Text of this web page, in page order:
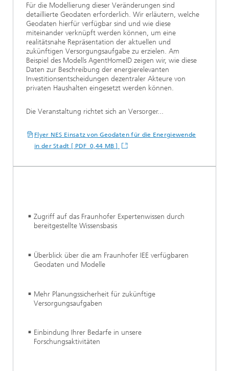
Für die Modellierung dieser Veränderungen sind
detaillierte Geodaten erforderlich. Wir erläutern, welche
Geodaten hierfür verfügbar sind und wie diese
miteinander verknüpft werden können, um eine
realitätsnahe Repräsentation der aktuellen und
zukünftigen Versorgungsaufgabe zu erzielen. Am
Beispiel des Modells AgentHomeID zeigen wir, wie diese
Daten zur Beschreibung der energierelevanten
Investitionsentscheidungen dezentraler Akteure von
privaten Haushalten eingesetzt werden können.
Die Veranstaltung richtet sich an Versorger...
Flyer NES Einsatz von Geodaten für die Energiewende
in der Stadt [ PDF 0,44 MB ]
Zugriff auf das Fraunhofer Expertenwissen durch
bereitgestellte Wissensbasis
Überblick über die am Fraunhofer IEE verfügbaren
Geodaten und Modelle
Mehr Planungssicherheit für zukünftige
Versorgungsaufgaben
Einbindung Ihrer Bedarfe in unsere
Forschungsaktivitäten